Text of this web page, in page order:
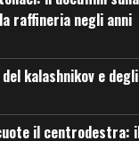
raffineria negli anni
kalashnikov e degli
il centrodestra: